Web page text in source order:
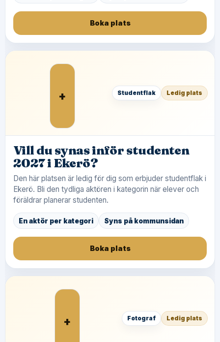
Boka plats
+ Studentflak Ledig plats
Vill du synas inför studenten
2027 i Ekerö?
Den här platsen är ledig för dig som erbjuder studentflak i
Ekerö. Bli den tydliga aktören i kategorin när elever och
föräldrar planerar studenten.
En aktör per kategori Syns på kommunsidan
Boka plats
+ Fotograf Ledig plats